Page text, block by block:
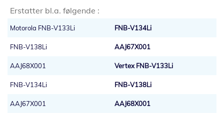
Erstatter bl.a. følgende :
Motorola FNB-V133Li FNB-V134Li
FNB-V138Li AAJ67X001
AAJ68X001 Vertex FNB-V133Li
FNB-V134Li FNB-V138Li
AAJ67X001 AAJ68X001